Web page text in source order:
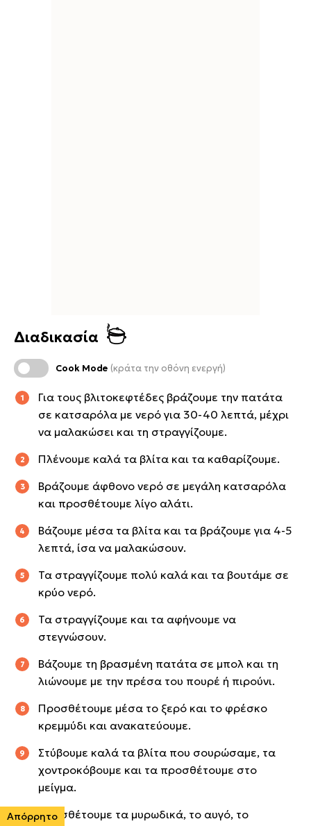
Διαδικασία
Cook Mode (κράτα την οθόνη ενεργή)
Για τους βλιτοκεφτέδες βράζουμε την πατάτα
σε κατσαρόλα με νερό για 30-40 λεπτά, μέχρι
να μαλακώσει και τη στραγγίζουμε.
Πλένουμε καλά τα βλίτα και τα καθαρίζουμε.
Βράζουμε άφθονο νερό σε μεγάλη κατσαρόλα
και προσθέτουμε λίγο αλάτι.
Βάζουμε μέσα τα βλίτα και τα βράζουμε για 4-5
λεπτά, ίσα να μαλακώσουν.
Τα στραγγίζουμε πολύ καλά και τα βουτάμε σε
κρύο νερό.
Τα στραγγίζουμε και τα αφήνουμε να
στεγνώσουν.
Βάζουμε τη βρασμένη πατάτα σε μπολ και τη
λιώνουμε με την πρέσα του πουρέ ή πιρούνι.
Προσθέτουμε μέσα το ξερό και το φρέσκο
κρεμμύδι και ανακατεύουμε.
Στύβουμε καλά τα βλίτα που σουρώσαμε, τα
χοντροκόβουμε και τα προσθέτουμε στο
μείγμα.
Προσθέτουμε τα μυρωδικά, το αυγό, το
Απόρρητο